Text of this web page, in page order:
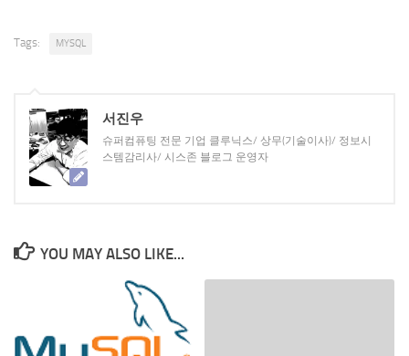
Tags: MYSQL
서진우
슈퍼컴퓨팅 전문 기업 클루닉스/ 상무(기술이사)/ 정보시
스템감리사/ 시스존 블로그 운영자
YOU MAY ALSO LIKE...